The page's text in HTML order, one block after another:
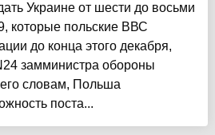
Украине от шести до восьми
которые польские ВВС
до конца этого декабря,
замминистра обороны
словам, Польша
поста...